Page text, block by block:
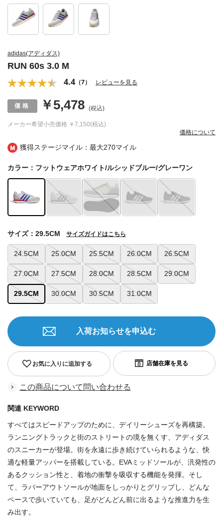
獲得ステージマイル：最大270マイル
adidas(アディダス)
RUN 60s 3.0 M
4.4 （7） レビューを見る
メーカー希望小売価格 ￥7,150(税込)
￥5,478 (税込)
価格について
カラー：フットウェアホワイト/ルシッドブルー/グレーワン
24.5CM 25.0CM 25.5CM 26.0CM 26.5CM
27.0CM 27.5CM 28.0CM 28.5CM 29.0CM
29.5CM 30.0CM 30.5CM 31.0CM
サイズ：29.5CM サイズガイドはこちら
お気に入りに追加する
入荷お知らせを申込む
この商品について問い合わせる
関連 KEYWORD
すべてはスピードアップのために、デイリーシューズを再構築。
ランニングトラックと街のストリートの境を無くす、アディダス
のスニーカーが登場。街を永遠に歩き続けていられるような、快
適な軽量アッパーを搭載している。EVAミッドソールが、汎発性の
あるクッション性と、着地の衝撃を吸収する機能を発揮。そし
て、ラバーアウトソールが地面をしっかりとグリップし、どんな
ペースで歩いていても、足がどんどん前に出るような推進力を生
み出す。